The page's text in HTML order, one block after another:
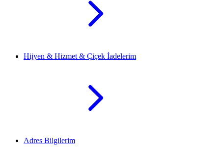
Hijyen & Hizmet & Çiçek İadelerim
Adres Bilgilerim